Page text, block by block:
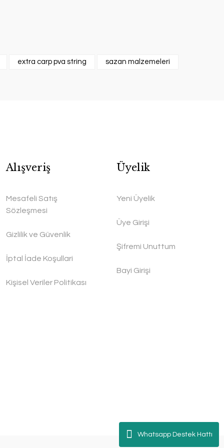
Whatsapp Destek Hattı
extra carp pva string sazan malzemeleri
Alışveriş
Mesafeli Satış
Sözleşmesi
Gizlilik ve Güvenlik
İptal İade Koşullari
Kişisel Veriler Politikası
Üyelik
Yeni Üyelik
Üye Girişi
Şifremi Unuttum
Bayi Girişi